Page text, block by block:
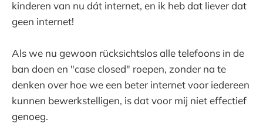
kinderen van nu dát internet, en ik heb dat liever dat
geen internet!
Als we nu gewoon rücksichtslos alle telefoons in de
ban doen en "case closed" roepen, zonder na te
denken over hoe we een beter internet voor iedereen
kunnen bewerkstelligen, is dat voor mij niet effectief
genoeg.